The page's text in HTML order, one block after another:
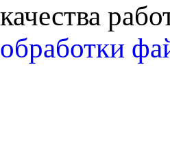
качества
обработки